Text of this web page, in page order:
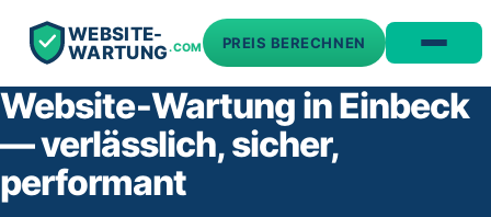
WEBSITE-
WARTUNG.COM PREIS BERECHNEN
Website‑Wartung in Einbeck
— verlässlich, sicher,
performant